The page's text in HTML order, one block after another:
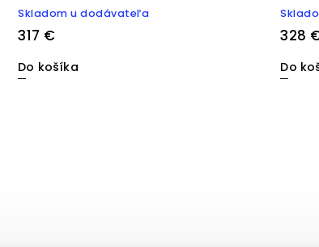
Skladom u dodávateľa
317 €
Do košíka
328
Do